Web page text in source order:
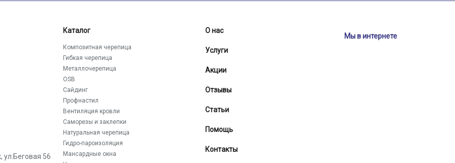
, ул.Беговая 56
Мы в интернете
Каталог
Композитная черепица
Гибкая черепица
Металлочерепица
OSB
Сайдинг
Профнастил
Вентиляция кровли
Саморезы и заклепки
Натуральная черепица
Гидро-пароизоляция
Мансардные окна
О нас
Услуги
Акции
Отзывы
Статьи
Помощь
Контакты